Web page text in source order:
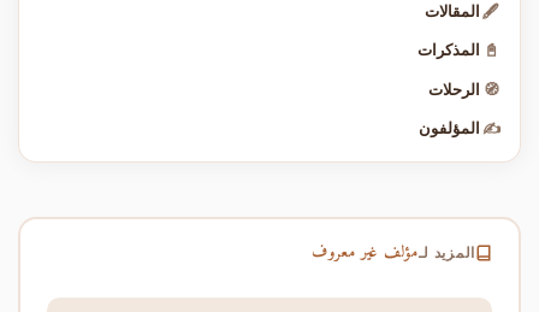
🖋️ المقالات
📓 المذكرات
🧭 الرحلات
✍️ المؤلفون
المزيد لـمؤلف غير معروف